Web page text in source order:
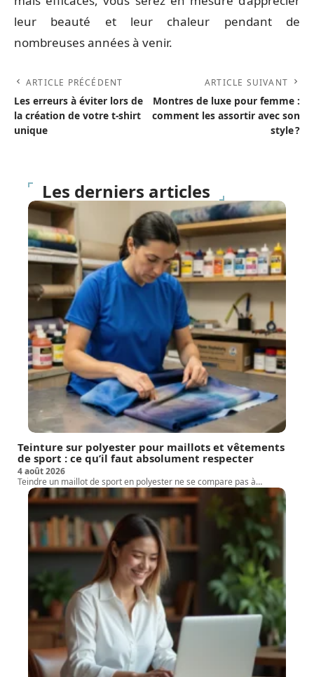
leur beauté et leur chaleur pendant de
nombreuses années à venir.
ARTICLE PRÉCÉDENT
Les erreurs à éviter lors de
la création de votre t-shirt
unique
ARTICLE SUIVANT
Montres de luxe pour femme :
comment les assortir avec son
style ?
Les derniers articles
Teinture sur polyester pour maillots et vêtements
de sport : ce qu’il faut absolument respecter
4 août 2026
Teindre un maillot de sport en polyester ne se compare pas à…